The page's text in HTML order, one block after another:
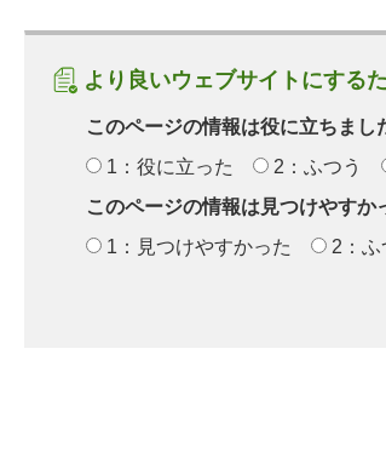
より良いウェブサイトにする
このページの情報は役に立ちまし
1：役に立った
2：ふつう
このページの情報は見つけやすか
1：見つけやすかった
2：ふ